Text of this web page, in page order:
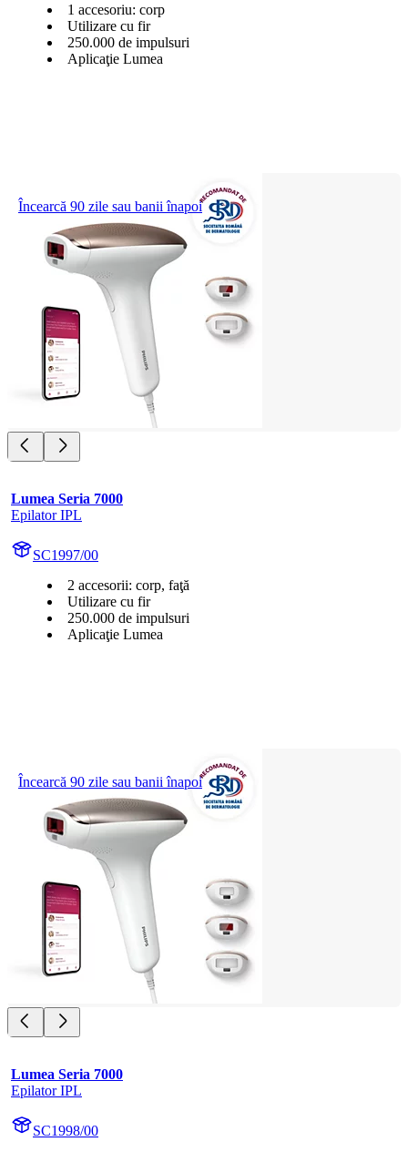
1 accesoriu: corp
Utilizare cu fir
250.000 de impulsuri
Aplicaţie Lumea
Încearcă 90 zile sau banii înapoi
Lumea Seria 7000
Epilator IPL
SC1997/00
2 accesorii: corp, faţă
Utilizare cu fir
250.000 de impulsuri
Aplicaţie Lumea
Încearcă 90 zile sau banii înapoi
Lumea Seria 7000
Epilator IPL
SC1998/00